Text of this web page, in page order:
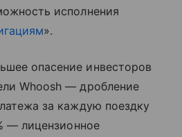
исполнения
».
опасение инвесторов
Whoosh — дробление
за каждую поездку
— лицензионное